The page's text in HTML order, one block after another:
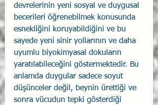
devrelerinin yeni sosyal ve duygusal
becerileri öğrenebilmek konusunda
esnekliğini koruyabildiğini ve bu
sayede yeni sinir yollarının ve daha
uyumlu biyokimyasal dokuların
yaratılabileceğini göstermektedir. Bu
anlamda duygular sadece soyut
düşünceler değil, beynin ürettiği ve
sonra vücudun tepki gösterdiği